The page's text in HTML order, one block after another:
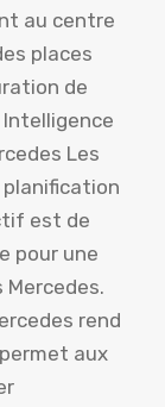
au centre
places
de
Les
est de
pour une
rend
aux